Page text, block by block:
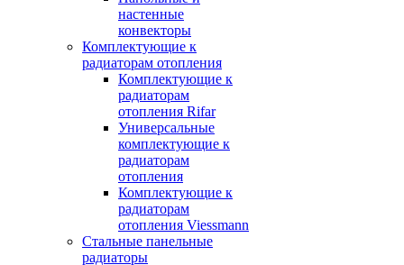
настенные
конвекторы
Комплектующие к
радиаторам отопления
Комплектующие к
радиаторам
отопления Rifar
Универсальные
комплектующие к
радиаторам
отопления
Комплектующие к
радиаторам
отопления Viessmann
Стальные панельные
радиаторы